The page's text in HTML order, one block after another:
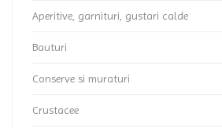
Aperitive, garnituri, gustari calde
Bauturi
Conserve si muraturi
Crustacee